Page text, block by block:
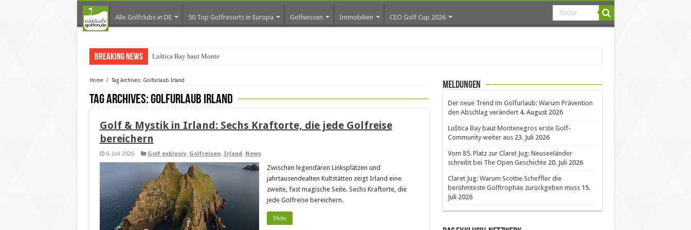
Alle Golfclubs in DE 50 Top Golfresorts in Europa Golfwissen Immobilien CEO Golf Cup 2026
Breaking News Luštica Bay baut Montenegros er
Home / Tag Archives: Golfurlaub Irland
Tag Archives:Golfurlaub Irland
Golf & Mystik in Irland: Sechs Kraftorte, die jede Golfreise
bereichern
6. Juli 2026 Golf exklusiv, Golfreisen, Irland, News
Zwischen legendären Linksplätzen und
jahrtausendealten Kultstätten zeigt Irland eine
zweite, fast magische Seite. Sechs Kraftorte, die
jede Golfreise bereichern.
Mehr
Meldungen
Der neue Trend im Golfurlaub: Warum Prävention
den Abschlag verändert 4. August 2026
Luštica Bay baut Montenegros erste Golf-
Community weiter aus 23. Juli 2026
Vom 85. Platz zur Claret Jug: Neuseeländer
schreibt bei The Open Geschichte 20. Juli 2026
Claret Jug: Warum Scottie Scheffler die
berühmteste Golftrophäe zurückgeben muss 15.
Juli 2026